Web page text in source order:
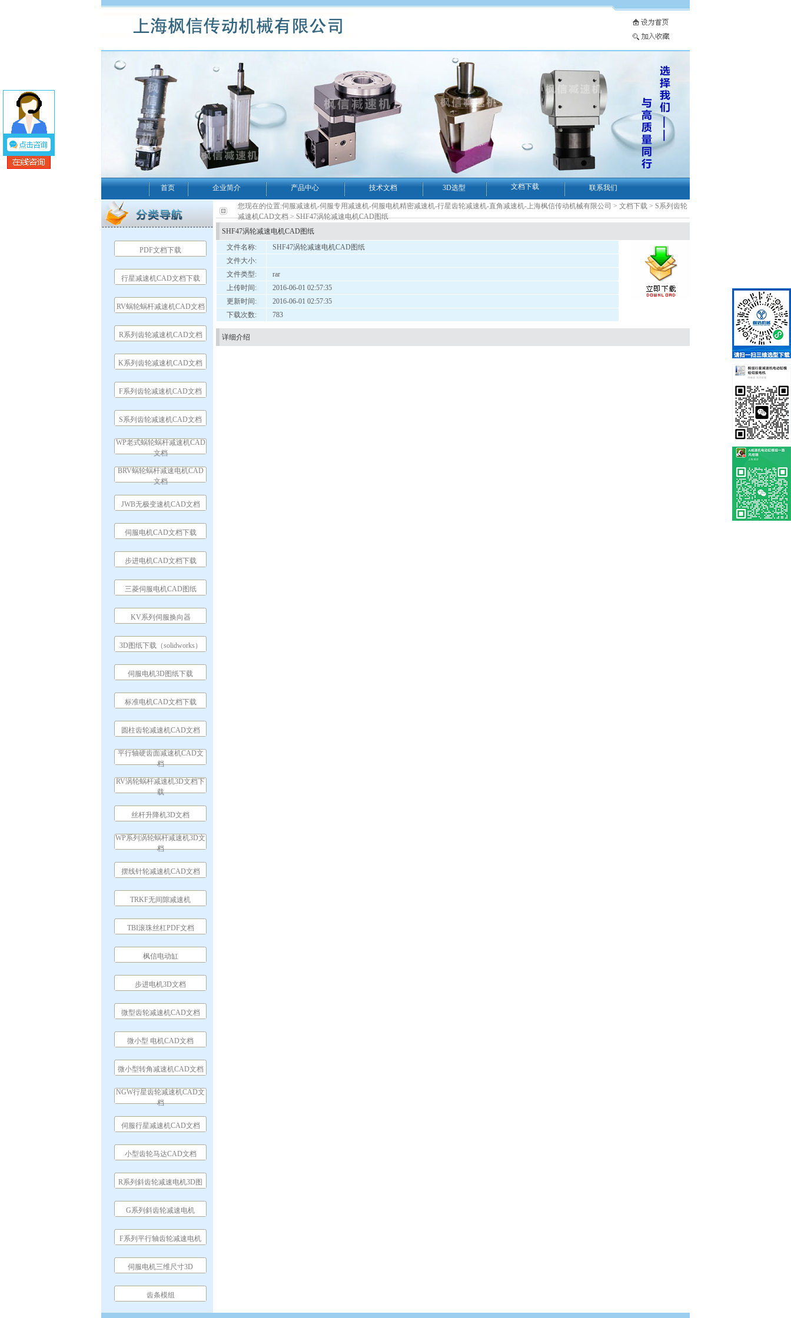
首页 企业简介 产品中心 技术文档 3D选型 文档下载 联系我们
PDF文档下载
行星减速机CAD文档下载
RV蜗轮蜗杆减速机CAD文档
R系列齿轮减速机CAD文档
K系列齿轮减速机CAD文档
F系列齿轮减速机CAD文档
S系列齿轮减速机CAD文档
WP老式蜗轮蜗杆减速机CAD
文档
BRV蜗轮蜗杆减速电机CAD
文档
JWB无极变速机CAD文档
伺服电机CAD文档下载
步进电机CAD文档下载
三菱伺服电机CAD图纸
KV系列伺服换向器
3D图纸下载（solidworks）
伺服电机3D图纸下载
标准电机CAD文档下载
圆柱齿轮减速机CAD文档
平行轴硬齿面减速机CAD文
档
RV涡轮蜗杆减速机3D文档下
载
丝杆升降机3D文档
WP系列涡轮蜗杆减速机3D文
档
摆线针轮减速机CAD文档
TRKF无间隙减速机
TBI滚珠丝杠PDF文档
枫信电动缸
步进电机3D文档
微型齿轮减速机CAD文档
微小型 电机CAD文档
微小型转角减速机CAD文档
NGW行星齿轮减速机CAD文
档
伺服行星减速机CAD文档
小型齿轮马达CAD文档
R系列斜齿轮减速电机3D图
G系列斜齿轮减速电机
F系列平行轴齿轮减速电机
伺服电机三维尺寸3D
齿条模组
您现在的位置:伺服减速机-伺服专用减速机-伺服电机精密减速机-行星齿轮减速机-直角减速机-上海枫信传动机械有限公司 > 文档下载 > S系列齿轮
减速机CAD文档> SHF47涡轮减速电机CAD图纸
SHF47涡轮减速电机CAD图纸
文件名称:
SHF47涡轮减速电机CAD图纸
文件大小:
文件类型:
rar
上传时间:
2016-06-01 02:57:35
更新时间:
2016-06-01 02:57:35
下载次数:
783
详细介绍